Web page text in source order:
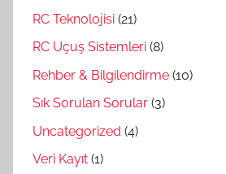
RC Teknolojisi (21)
RC Uçuş Sistemleri (8)
Rehber & Bilgilendirme (10)
Sık Sorulan Sorular (3)
Uncategorized (4)
Veri Kayıt (1)